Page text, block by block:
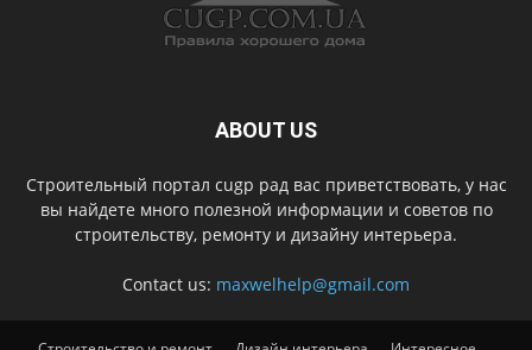
ABOUT US
Строительный портал cugp рад вас приветствовать, у нас
вы найдете много полезной информации и советов по
строительству, ремонту и дизайну интерьера.
Contact us: maxwelhelp@gmail.com